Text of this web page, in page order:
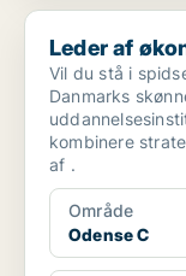
Leder af
Leder af
Vil du stå i
Danmarks
kombinere
af .
Område
Odense C